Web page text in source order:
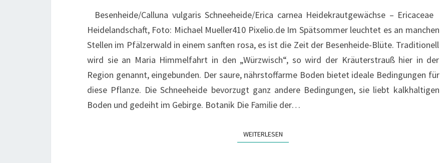
Besenheide/Calluna vulgaris Schneeheide/Erica carnea Heidekrautgewächse – Ericaceae
Heidelandschaft, Foto: Michael Mueller410 Pixelio.de Im Spätsommer leuchtet es an manchen
Stellen im Pfälzerwald in einem sanften rosa, es ist die Zeit der Besenheide-Blüte. Traditionell
wird sie an Maria Himmelfahrt in den „Würzwisch“, so wird der Kräuterstrauß hier in der
Region genannt, eingebunden. Der saure, nährstoffarme Boden bietet ideale Bedingungen für
diese Pflanze. Die Schneeheide bevorzugt ganz andere Bedingungen, sie liebt kalkhaltigen
Boden und gedeiht im Gebirge. Botanik Die Familie der…
WEITERLESEN